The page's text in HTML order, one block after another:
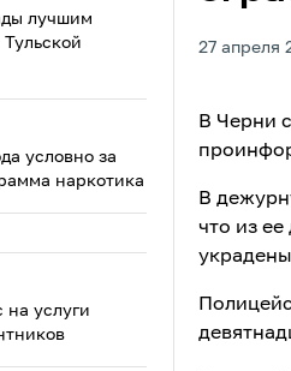
лучшим
условно за
наркотика
на услуги
27 апреля
В Черни
В
что из